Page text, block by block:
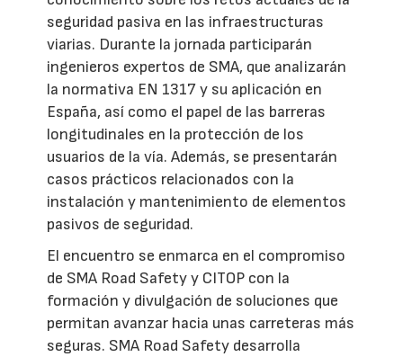
seguridad pasiva en las infraestructuras
viarias. Durante la jornada participarán
ingenieros expertos de SMA, que analizarán
la normativa EN 1317 y su aplicación en
España, así como el papel de las barreras
longitudinales en la protección de los
usuarios de la vía. Además, se presentarán
casos prácticos relacionados con la
instalación y mantenimiento de elementos
pasivos de seguridad.
El encuentro se enmarca en el compromiso
de SMA Road Safety y CITOP con la
formación y divulgación de soluciones que
permitan avanzar hacia unas carreteras más
seguras. SMA Road Safety desarrolla